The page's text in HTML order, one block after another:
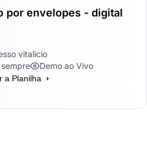
por envelopes - digital
vitalicio
Demo ao Vivo
a Planilha ›